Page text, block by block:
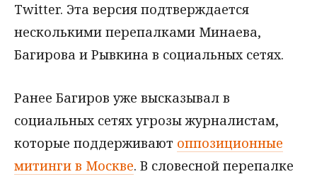
Twitter. Эта версия подтверждается
несколькими перепалками Минаева,
Багирова и Рывкина в социальных сетях.
Ранее Багиров уже высказывал в
социальных сетях угрозы журналистам,
которые поддерживают оппозиционные
митинги в Москве. В словесной перепалке